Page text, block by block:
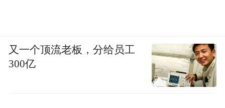
又一个顶流老板，分给员工
300亿